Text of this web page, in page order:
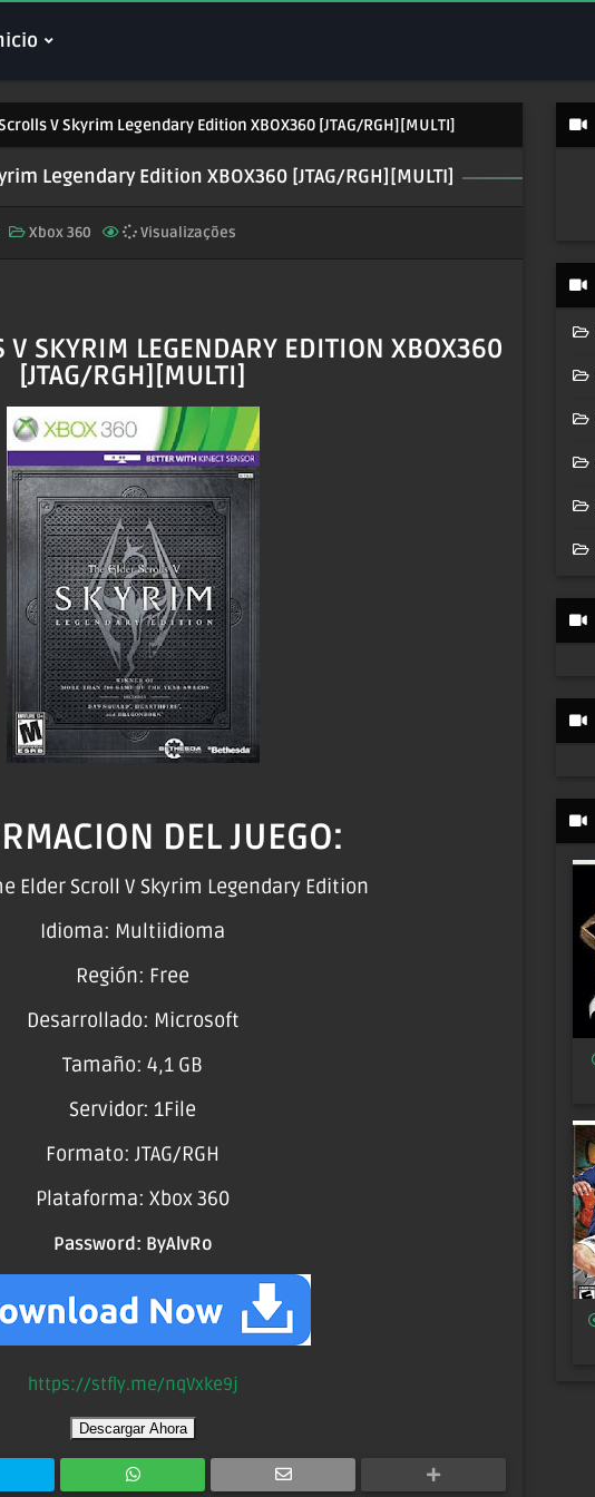
V Skyrim Legendary Edition XBOX360 [JTAG/RGH][MULTI]
Legendary Edition XBOX360 [JTAG/RGH][MULTI]
Xbox 360 Visualizações
V SKYRIM LEGENDARY EDITION XBOX360
[JTAG/RGH][MULTI]
DEL JUEGO:
Elder Scroll V Skyrim Legendary Edition
Idioma: Multiidioma
Región: Free
Desarrollado: Microsoft
Tamaño: 4,1 GB
Servidor: 1File
Formato: JTAG/RGH
Plataforma: Xbox 360
Password: ByAlvRo
https://stfly.me/nqVxke9j
Descargar Ahora